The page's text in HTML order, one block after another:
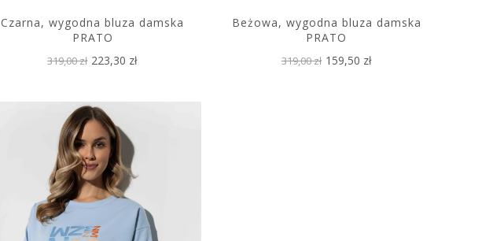
Czarna, wygodna bluza damska
PRATO
319,00 zł 223,30 zł
Beżowa, wygodna bluza damska
PRATO
319,00 zł 159,50 zł